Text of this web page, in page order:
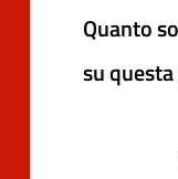
Quanto
su